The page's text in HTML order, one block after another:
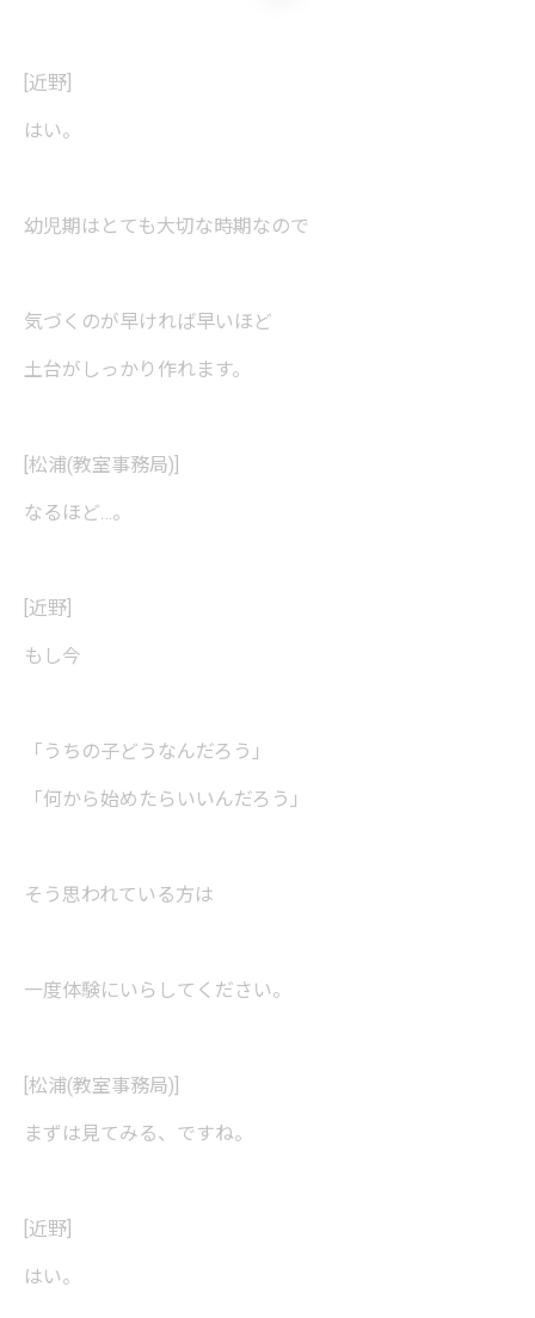
[近野]
はい。
幼児期はとても大切な時期なので
気づくのが早ければ早いほど
土台がしっかり作れます。
[松浦(教室事務局)]
なるほど…。
[近野]
もし今
「うちの子どうなんだろう」
「何から始めたらいいんだろう」
そう思われている方は
一度体験にいらしてください。
[松浦(教室事務局)]
まずは見てみる、ですね。
[近野]
はい。